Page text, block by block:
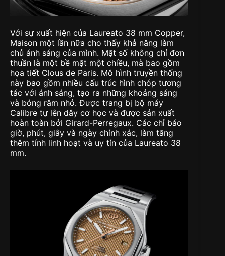
Với sự xuất hiện của Laureato 38 mm Copper,
Maison một lần nữa cho thấy khả năng làm
chủ ánh sáng của mình. Mặt số không chỉ đơn
thuần là một bề mặt một chiều, mà bao gồm
họa tiết Clous de Paris. Mô hình truyền thống
này bao gồm nhiều cấu trúc hình chóp tương
tác với ánh sáng, tạo ra những khoảng sáng
và bóng râm nhỏ. Được trang bị bộ máy
Calibre tự lên dây cơ học và được sản xuất
hoàn toàn bởi Girard-Perregaux. Các chỉ báo
giờ, phút, giây và ngày chính xác, làm tăng
thêm tính linh hoạt và uy tín của Laureato 38
mm.